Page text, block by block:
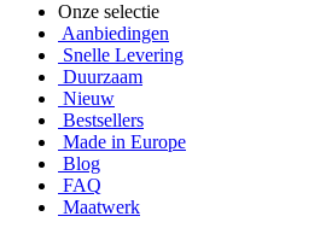
Onze selectie
Aanbiedingen
Snelle Levering
Duurzaam
Nieuw
Bestsellers
Made in Europe
Blog
FAQ
Maatwerk